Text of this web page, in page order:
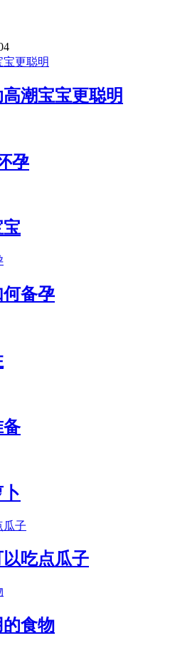
潮宝宝更聪明
孕
宝
备孕
备
吃点瓜子
食物